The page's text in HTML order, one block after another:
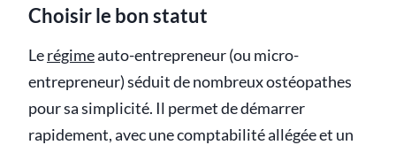
Choisir le bon statut
Lerégimeauto-entrepreneur (ou micro-
entrepreneur) séduit de nombreux ostéopathes
pour sa simplicité. Il permet de démarrer
rapidement, avec une comptabilité allégée et un